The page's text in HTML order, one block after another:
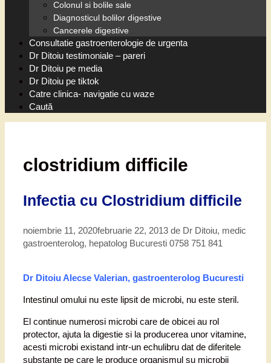
Colonul si bolile sale
Diagnosticul bolilor digestive
Cancerele digestive
Consultatie gastroenterologie de urgenta
Dr Ditoiu testimoniale – pareri
Dr Ditoiu pe media
Dr Ditoiu pe tiktok
Catre clinica- navigatie cu waze
Caută
clostridium difficile
Infectia cu Clostridium difficile
noiembrie 11, 2020februarie 22, 2013 de Dr Ditoiu, medic
gastroenterolog, hepatolog Bucuresti 0758 751 841
Dr Ditoiu Alecse Valerian, gastroenterolog Bucuresti
Intestinul omului nu este lipsit de microbi, nu este steril.
El continue numerosi microbi care de obicei au rol
protector, ajuta la digestie si la producerea unor vitamine,
acesti microbi existand intr-un echulibru dat de diferitele
substante pe care le produce organismul su microbii